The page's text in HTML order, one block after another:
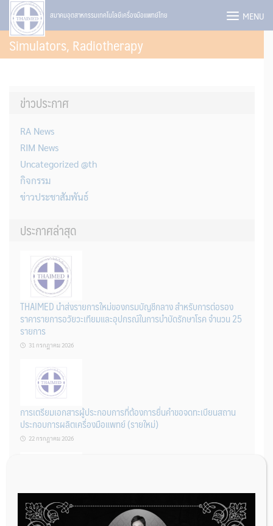
Skip
content
สมาคมอุตสาหกรรมเทคโนโลยีเครื่องมือแพทย์ไทย MENU
Simulators, Radiotherapy
ข่าวประกาศ
RA News
RIM News
Uncategorized @th
กิจกรรม
ข่าวประชาสัมพันธ์
ประกาศล่าสุด
THAIMED นำส่งรายการใหม่ของกรมบัญชีกลาง สำหรับการต่อรอง
ราคารายการอวัยวะเทียมและอุปกรณ์ในการบำบัดรักษาโรค จำนวน 25
รายการ
31 กรกฎาคม 2026
การเตรียมเอกสารผู้ประกอบการที่ต้องการยื่นคำขอจดทะเบียนสถาน
ประกอบการผลิตเครื่องมือแพทย์ (รายใหม่)
22 กรกฎาคม 2026
ผู้ประกอบการผลิต และ นักวิจัย ที่ต้องการขึ้นทะเบียนเครื่องมือแพทย์
ต้องทำอย่างไรบ้าง